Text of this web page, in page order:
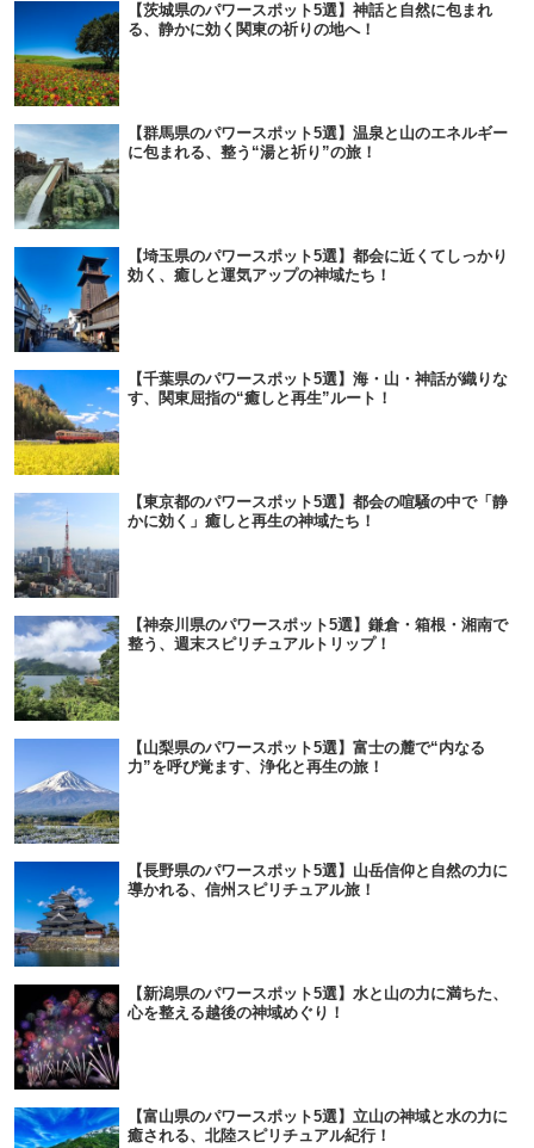
【茨城県のパワースポット5選】神話と自然に包まれ
る、静かに効く関東の祈りの地へ！
【群馬県のパワースポット5選】温泉と山のエネルギー
に包まれる、整う“湯と祈り”の旅！
【埼玉県のパワースポット5選】都会に近くてしっかり
効く、癒しと運気アップの神域たち！
【千葉県のパワースポット5選】海・山・神話が織りな
す、関東屈指の“癒しと再生”ルート！
【東京都のパワースポット5選】都会の喧騒の中で「静
かに効く」癒しと再生の神域たち！
【神奈川県のパワースポット5選】鎌倉・箱根・湘南で
整う、週末スピリチュアルトリップ！
【山梨県のパワースポット5選】富士の麓で“内なる
力”を呼び覚ます、浄化と再生の旅！
【長野県のパワースポット5選】山岳信仰と自然の力に
導かれる、信州スピリチュアル旅！
【新潟県のパワースポット5選】水と山の力に満ちた、
心を整える越後の神域めぐり！
【富山県のパワースポット5選】立山の神域と水の力に
癒される、北陸スピリチュアル紀行！